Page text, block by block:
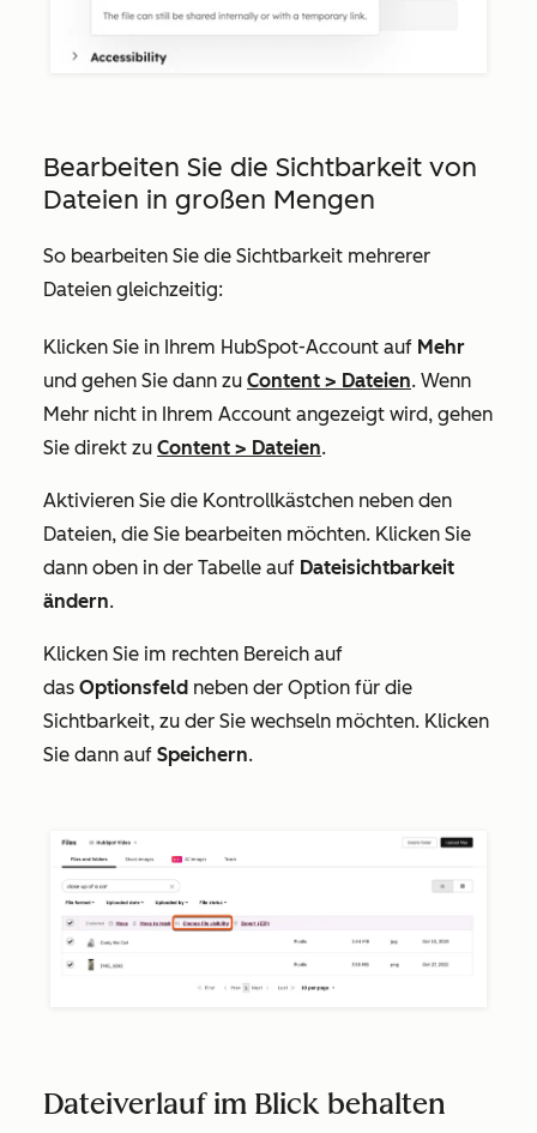
Bearbeiten Sie die Sichtbarkeit von
Dateien in großen Mengen
So bearbeiten Sie die Sichtbarkeit mehrerer
Dateien gleichzeitig:
Klicken Sie in Ihrem HubSpot-Account auf Mehr
und gehen Sie dann zu Content > Dateien. Wenn
Mehr nicht in Ihrem Account angezeigt wird, gehen
Sie direkt zu Content > Dateien.
Aktivieren Sie die Kontrollkästchen neben den
Dateien, die Sie bearbeiten möchten. Klicken Sie
dann oben in der Tabelle auf Dateisichtbarkeit
ändern.
Klicken Sie im rechten Bereich auf
das Optionsfeld neben der Option für die
Sichtbarkeit, zu der Sie wechseln möchten. Klicken
Sie dann auf Speichern.
Dateiverlauf im Blick behalten